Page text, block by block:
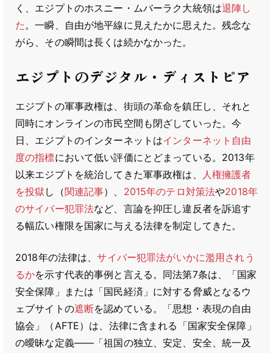
く、エジプトのホスニー・ムバーラク大統領は退陣し
た。一瞬、自由が地平線に見えたかに思えた。残念な
がら、その瞬間は長くは続かなかった。
エジプトのデジタル・ディストピア
エジプトの軍事政権は、街頭の革命を鎮圧し、それと
同時にオンラインの市民空間も閉ざしていった。今
日、エジプトのインターネットはインターネット自由
度の指標において低い評価にとどまっている。2013年
以来エジプトを統治してきた軍事政権は、
人権擁護者
を投獄 し（関連記事）、 2015年のテロ対策法や2018年
のサイバー犯罪法など、言論を抑圧し違反者を訴追す
る幅広い権限を国家に与える法律を制定してきた。
2018年の法律は、サイバー犯罪法がいかに濫用されう
るかを示す代表的事例と言える。同法第7条は、「国家
安全保障」または「国民経済」に対する脅威となるウ
ェブサイトの遮断を認めている。「思想・表現の自由
協会」（AFTE）は、法律に含まれる「国家安全保障」
の曖昧な定義――「祖国の独立、安定、安全、統一及